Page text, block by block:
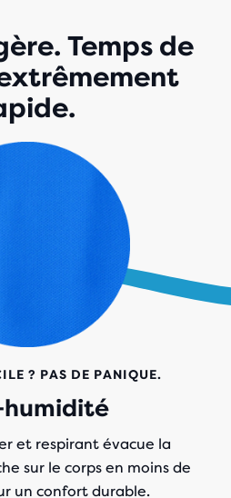
Temps de
? PAS DE PANIQUE.
et respirant évacue la
sur le corps en moins de
un confort durable.